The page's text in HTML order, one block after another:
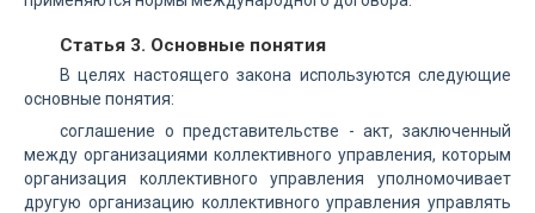
Статья 3. Основные понятия
В целях настоящего закона используются следующие
основные понятия:
соглашение о представительстве - акт, заключенный
между организациями коллективного управления, которым
организация коллективного управления уполномочивает
другую организацию коллективного управления управлять